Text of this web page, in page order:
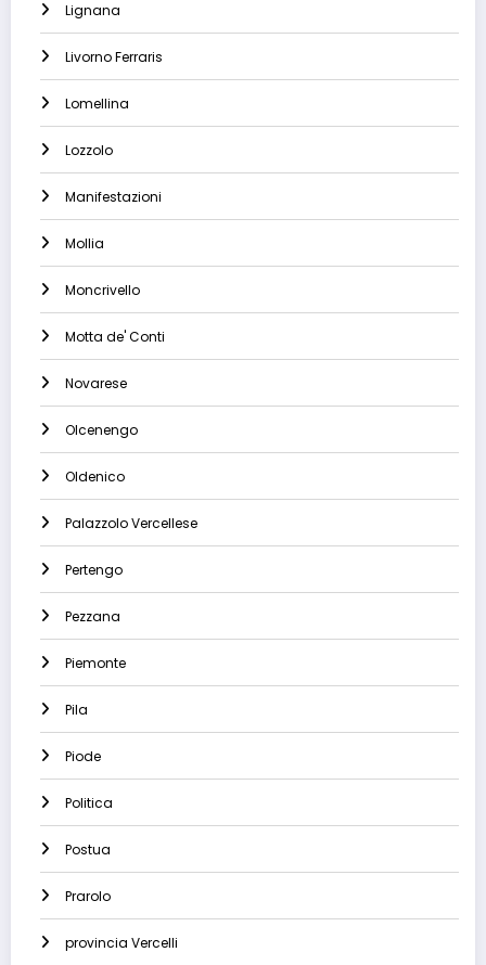
Lignana
Livorno Ferraris
Lomellina
Lozzolo
Manifestazioni
Mollia
Moncrivello
Motta de' Conti
Novarese
Olcenengo
Oldenico
Palazzolo Vercellese
Pertengo
Pezzana
Piemonte
Pila
Piode
Politica
Postua
Prarolo
provincia Vercelli